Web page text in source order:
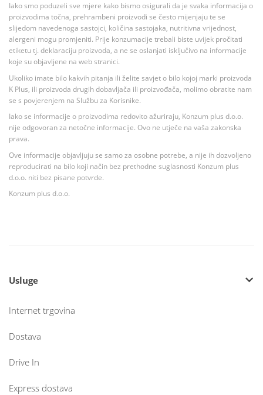
Iako smo poduzeli sve mjere kako bismo osigurali da je svaka informacija o
proizvodima točna, prehrambeni proizvodi se često mijenjaju te se
slijedom navedenoga sastojci, količina sastojaka, nutritivna vrijednost,
alergeni mogu promjeniti. Prije konzumacije trebali biste uvijek pročitati
etiketu tj. deklaraciju proizvoda, a ne se oslanjati isključivo na informacije
koje su objavljene na web stranici.
Ukoliko imate bilo kakvih pitanja ili želite savjet o bilo kojoj marki proizvoda
K Plus, ili proizvoda drugih dobavljača ili proizvođača, molimo obratite nam
se s povjerenjem na Službu za Korisnike.
Iako se informacije o proizvodima redovito ažuriraju, Konzum plus d.o.o.
nije odgovoran za netočne informacije. Ovo ne utječe na vaša zakonska
prava.
Ove informacije objavljuju se samo za osobne potrebe, a nije ih dozvoljeno
reproducirati na bilo koji način bez prethodne suglasnosti Konzum plus
d.o.o. niti bez pisane potvrde.
Konzum plus d.o.o.
Usluge
Internet trgovina
Dostava
Drive In
Express dostava